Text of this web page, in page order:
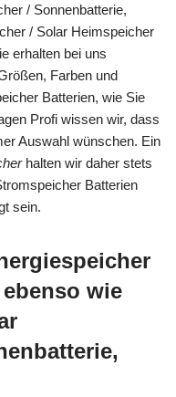
/ Sonnenbatterie,
/ Solar Heimspeicher
erhalten bei uns
Farben und
Batterien, wie Sie
Profi wissen wir, dass
Auswahl wünschen. Ein
halten wir daher stets
Batterien
sein.
wie